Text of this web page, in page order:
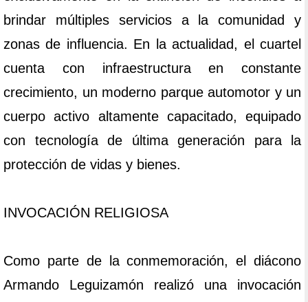
brindar múltiples servicios a la comunidad y
zonas de influencia. En la actualidad, el cuartel
cuenta con infraestructura en constante
crecimiento, un moderno parque automotor y un
cuerpo activo altamente capacitado, equipado
con tecnología de última generación para la
protección de vidas y bienes.
INVOCACIÓN RELIGIOSA
Como parte de la conmemoración, el diácono
Armando Leguizamón realizó una invocación